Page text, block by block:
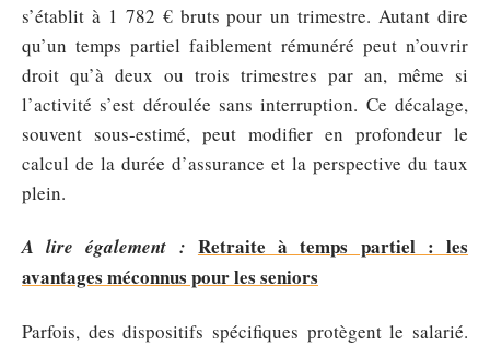
s’établit à 1 782 € bruts pour un trimestre. Autant dire
qu’un temps partiel faiblement rémunéré peut n’ouvrir
droit qu’à deux ou trois trimestres par an, même si
l’activité s’est déroulée sans interruption. Ce décalage,
souvent sous-estimé, peut modifier en profondeur le
calcul de la durée d’assurance et la perspective du taux
plein.
A lire également : Retraite à temps partiel : les
avantages méconnus pour les seniors
Parfois, des dispositifs spécifiques protègent le salarié.